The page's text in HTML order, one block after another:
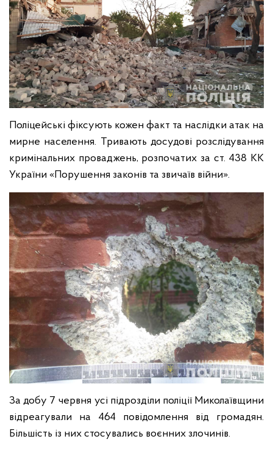
Поліцейські фіксують кожен факт та наслідки атак на
мирне населення. Тривають досудові розслідування
кримінальних проваджень, розпочатих за ст. 438 КК
України «Порушення законів та звичаїв війни».
За добу 7 червня усі підрозділи поліції Миколаївщини
відреагували на 464 повідомлення від громадян.
Більшість із них стосувались воєнних злочинів.